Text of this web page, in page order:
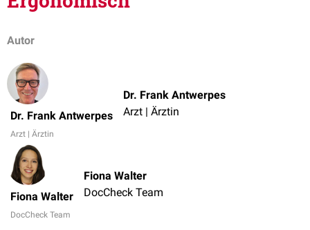
Autor
Dr. Frank Antwerpes
Arzt | Ärztin
Dr. Frank Antwerpes
Arzt | Ärztin
Fiona Walter
DocCheck Team
Fiona Walter
DocCheck Team